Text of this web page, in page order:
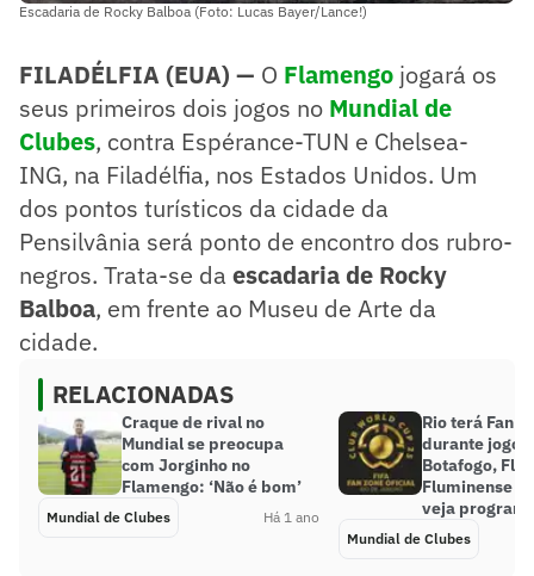
Escadaria de Rocky Balboa (Foto: Lucas Bayer/Lance!)
FILADÉLFIA (EUA) — O Flamengo jogará os
seus primeiros dois jogos no Mundial de
Clubes, contra Espérance-TUN e Chelsea-
ING, na Filadélfia, nos Estados Unidos. Um
dos pontos turísticos da cidade da
Pensilvânia será ponto de encontro dos rubro-
negros. Trata-se da escadaria de Rocky
Balboa, em frente ao Museu de Arte da
cidade.
RELACIONADAS
Craque de rival no
Mundial se preocupa
com Jorginho no
Flamengo: ‘Não é bom’
Mundial de Clubes Há 1 ano
Rio terá Fan
durante jogos
Botafogo,
Fluminense
veja
Mundial de Clubes